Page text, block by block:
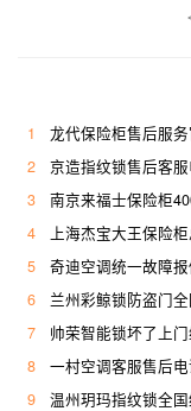
1
龙代保险柜售后服
2
京造指纹锁售后客
3
南京来福士保险柜
4
上海杰宝大王保险柜
5
奇迪空调统一故障
6
兰州彩鲸锁防盗门
7
帅荣智能锁坏了上
8
一村空调客服售后
9
温州玥玛指纹锁全